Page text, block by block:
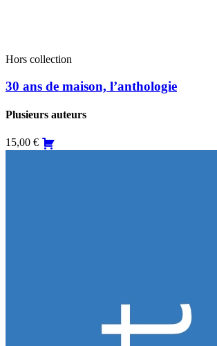
Hors collection
30 ans de maison, l’anthologie
Plusieurs auteurs
15,00 €